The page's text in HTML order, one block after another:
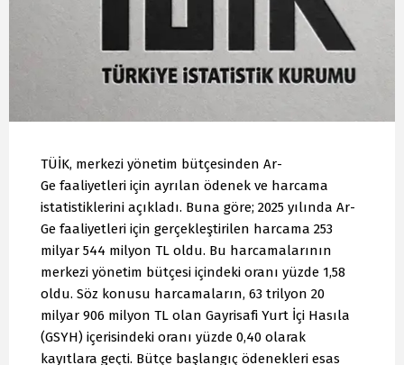
TÜİK, merkezi yönetim bütçesinden Ar-
Ge faaliyetleri için ayrılan ödenek ve harcama
istatistiklerini açıkladı. Buna göre; 2025 yılında Ar-
Ge faaliyetleri için gerçekleştirilen harcama 253
milyar 544 milyon TL oldu. Bu harcamalarının
merkezi yönetim bütçesi içindeki oranı yüzde 1,58
oldu. Söz konusu harcamaların, 63 trilyon 20
milyar 906 milyon TL olan Gayrisafi Yurt İçi Hasıla
(GSYH) içerisindeki oranı yüzde 0,40 olarak
kayıtlara geçti. Bütçe başlangıç ödenekleri esas